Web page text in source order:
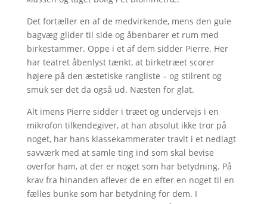
Det fortæller en af de medvirkende, mens den gule
bagvæg glider til side og åbenbarer et rum med
birkestammer. Oppe i et af dem sidder Pierre. Her
har teatret åbenlyst tænkt, at birketræet scorer
højere på den æstetiske rangliste – og stilrent og
smuk ser det da også ud. Næsten for glat.
Alt imens Pierre sidder i træet og undervejs i en
mikrofon tilkendegiver, at han absolut ikke tror på
noget, har hans klassekammerater travlt i et nedlagt
savværk med at samle ting ind som skal bevise
overfor ham, at der er noget som har betydning. På
krav fra hinanden aflever de en efter en noget til en
fælles bunke som har betydning for dem. I